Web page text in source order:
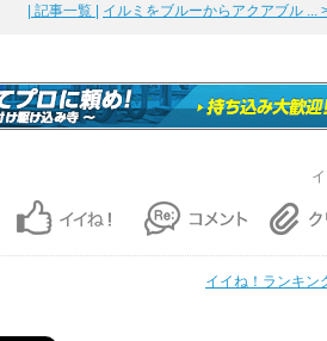
| 記事一覧 | イルミをブルーからアクアブル ...
イイね！ランキン